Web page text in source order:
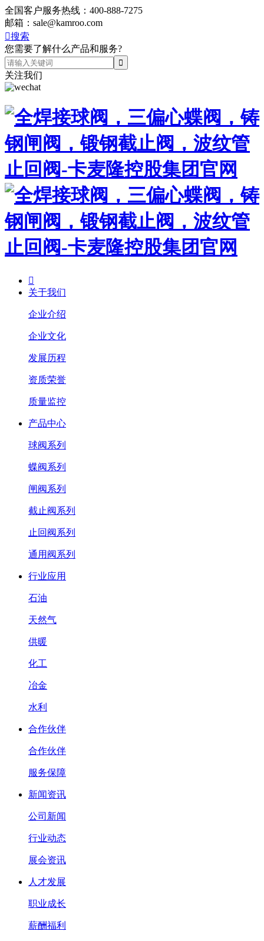
全国客户服务热线： 400-888-7275
邮箱： sale@kamroo.com
搜索
您需要了解什么产品和服务?
关注我们

关于我们
企业介绍
企业文化
发展历程
资质荣誉
质量监控
产品中心
球阀系列
蝶阀系列
闸阀系列
截止阀系列
止回阀系列
通用阀系列
行业应用
石油
天然气
供暖
化工
冶金
水利
合作伙伴
合作伙伴
服务保障
新闻资讯
公司新闻
行业动态
展会资讯
人才发展
职业成长
薪酬福利